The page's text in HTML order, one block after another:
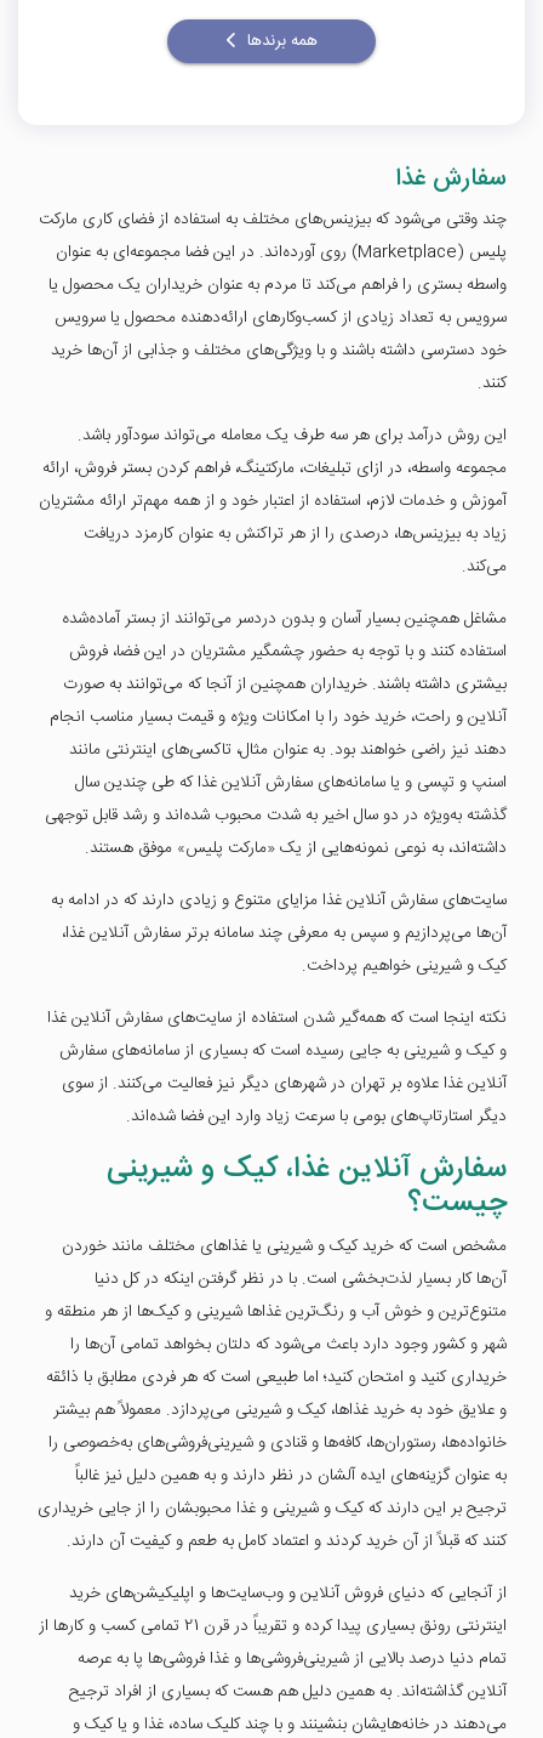
همه برندها
سفارش غذا
چند وقتی می‌شود که بیزینس‌های مختلف به استفاده از فضای کاری مارکت
پلیس (Marketplace) روی آورده‌اند. در این فضا مجموعه‌ای به عنوان
واسطه بستری را فراهم می‌کند تا مردم به عنوان خریداران یک محصول یا
سرویس به تعداد زیادی از کسب‌وکارهای ارائه‌دهنده‌ محصول یا سرویس
خود دسترسی داشته باشند و با ویژگی‌های مختلف و جذابی از آن‌ها خرید
کنند.
این روش درآمد برای هر سه طرف یک معامله می‌تواند سودآور باشد.
مجموعه‌ واسطه، در ازای تبلیغات، مارکتینگ، فراهم کردن بستر فروش، ارائه‌
آموزش و خدمات لازم، استفاده از اعتبار خود و از همه مهم‌تر ارائه‌ مشتریان
زیاد به بیزینس‌ها، درصدی را از هر تراکنش به عنوان کارمزد دریافت
می‌کند.
مشاغل همچنین بسیار آسان و بدون دردسر می‌توانند از بستر آماده‌شده
استفاده کنند و با توجه به حضور چشمگیر مشتریان در این فضا، فروش
بیشتری داشته باشند. خریداران همچنین از آنجا که می‌توانند به صورت
آنلاین و راحت، خرید خود را با امکانات ویژه و قیمت بسیار مناسب انجام
دهند نیز راضی خواهند بود. به عنوان مثال، تاکسی‌های اینترنتی مانند
اسنپ و تپسی و یا سامانه‌های سفارش آنلاین غذا که طی چندین سال
گذشته به‌ویژه در دو سال اخیر به شدت محبوب شده‌اند و رشد قابل توجهی
داشته‌اند، به نوعی نمونه‌هایی از یک «مارکت پلیس» موفق هستند.
سایت‌های سفارش آنلاین غذا مزایای متنوع و زیادی دارند که در ادامه به
آن‌ها می‌پردازیم و سپس به معرفی چند سامانه‌ برتر سفارش آنلاین غذا،
کیک و شیرینی خواهیم پرداخت.
نکته‌ اینجا است که همه‌گیر شدن استفاده از سایت‌های سفارش آنلاین غذا
و کیک و شیرینی به جایی رسیده است که بسیاری از سامانه‌های سفارش
آنلاین غذا علاوه بر تهران در شهرهای دیگر نیز فعالیت می‌کنند. از سوی
دیگر استارتاپ‌های بومی با سرعت زیاد وارد این فضا شده‌اند.
سفارش آنلاین غذا، کیک و شیرینی
چیست؟
مشخص است که خرید کیک و شیرینی یا غذاهای مختلف مانند خوردن
آن‌ها کار بسیار لذت‌بخشی است. با در نظر گرفتن اینکه در کل دنیا
متنوع‌ترین و خوش آب و رنگ‌ترین غذاها شیرینی و کیک‌ها از هر منطقه و
شهر و کشور وجود دارد باعث می‌شود که دلتان بخواهد تمامی آن‌ها را
خریداری کنید و امتحان کنید؛ اما طبیعی است که هر فردی مطابق با ذائقه
و علایق خود به خرید غذاها، کیک و شیرینی می‌پردازد. معمولاً هم بیشتر
خانواده‌ها، رستوران‌ها، کافه‌ها و قنادی و شیرینی‌فروشی‌های به‌خصوصی را
به عنوان گزینه‌های ایده آلشان در نظر دارند و به همین دلیل نیز غالباً
ترجیح بر این دارند که کیک و شیرینی و غذا محبوبشان را از جایی خریداری
کنند که قبلاً از آن خرید کردند و اعتماد کامل به طعم و کیفیت آن دارند.
از آنجایی که دنیای فروش آنلاین و وب‌سایت‌ها و اپلیکیشن‌های خرید
اینترنتی رونق بسیاری پیدا کرده و تقریباً در قرن 21 تمامی کسب و کارها از
تمام دنیا درصد بالایی از شیرینی‌فروشی‌ها و غذا فروشی‌ها پا به عرصه
آنلاین گذاشته‌اند. به همین دلیل هم هست که بسیاری از افراد ترجیح
می‌دهند در خانه‌هایشان بنشینند و با چند کلیک ساده، غذا و یا کیک و